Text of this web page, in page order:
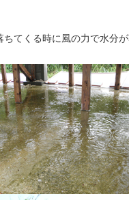
ちてくる時に風の力で水分